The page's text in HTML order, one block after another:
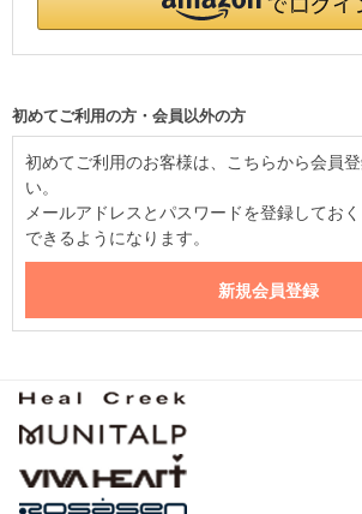
初めてご利用の方・会員以外の方
初めてご利用のお客様は、こちらから会員
い。
メールアドレスとパスワードを登録してお
できるようになります。